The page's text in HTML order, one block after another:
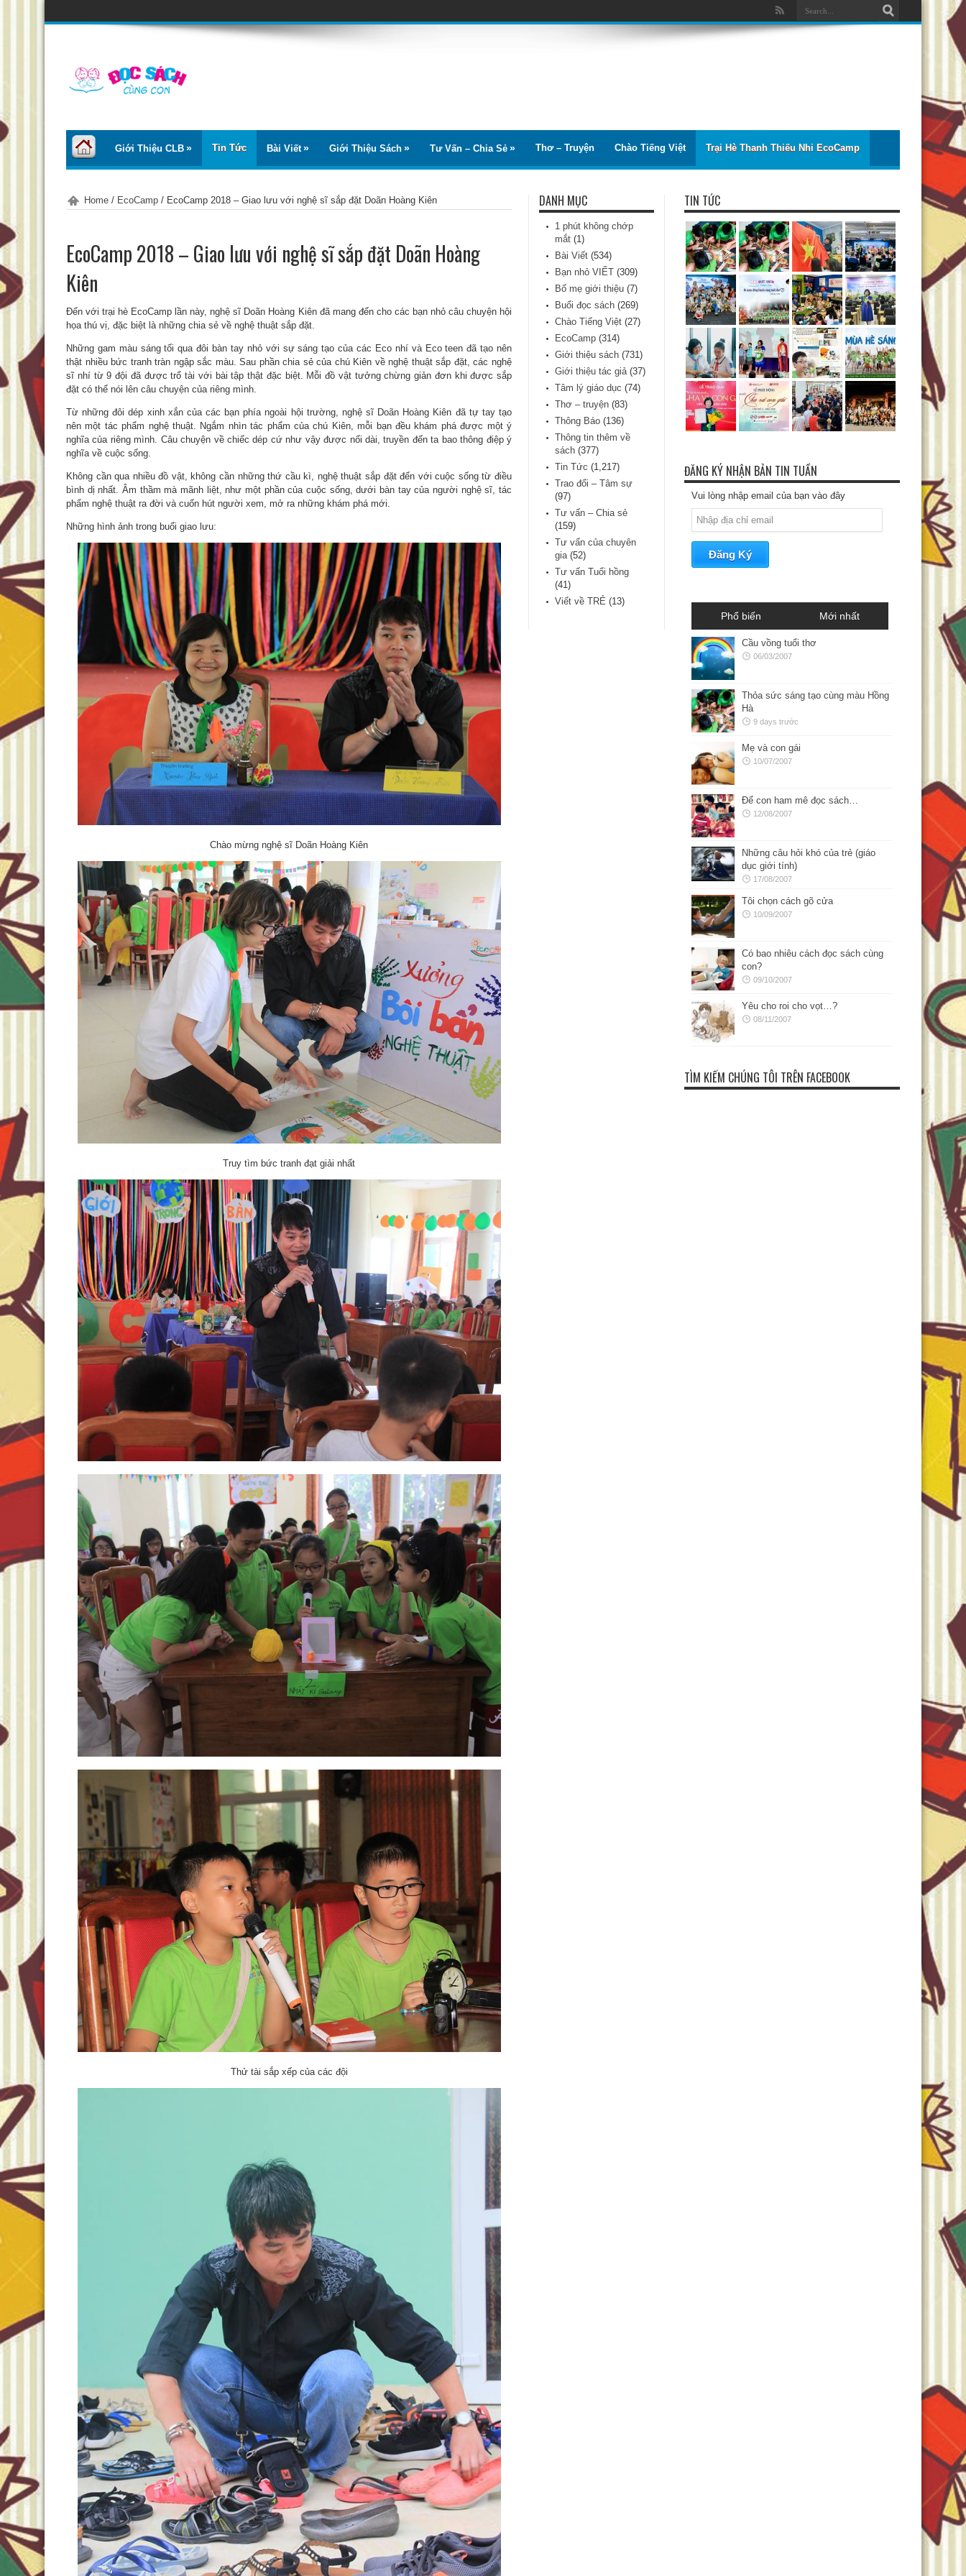
Giới Thiệu CLB Tin Tức Bài Viết Giới Thiệu Sách Tư Vấn – Chia Sẻ Thơ – Truyện Chào Tiếng Việt Trại Hè Thanh Thiếu Nhi EcoCamp
Home / EcoCamp / EcoCamp 2018 – Giao lưu với nghệ sĩ sắp đặt Doãn Hoàng Kiên
EcoCamp 2018 – Giao lưu với nghệ sĩ sắp đặt Doãn Hoàng
Kiên
Đến với trại hè EcoCamp lần này, nghệ sĩ Doãn Hoàng Kiên đã mang đến cho các bạn nhỏ câu chuyện hội
họa thú vị, đặc biệt là những chia sẻ về nghệ thuật sắp đặt.
Những gam màu sáng tối qua đôi bàn tay nhỏ với sự sáng tạo của các Eco nhí và Eco teen đã tạo nên
thật nhiều bức tranh tràn ngập sắc màu. Sau phần chia sẻ của chú Kiên về nghệ thuật sắp đặt, các nghệ
sĩ nhí từ 9 đội đã được trổ tài với bài tập thật đặc biệt. Mỗi đồ vật tưởng chừng giản đơn khi được sắp
đặt có thể nói lên câu chuyện của riêng mình.
Từ những đôi dép xinh xắn của các bạn phía ngoài hội trường, nghệ sĩ Doãn Hoàng Kiên đã tự tay tạo
nên một tác phẩm nghệ thuật. Ngắm nhìn tác phẩm của chú Kiên, mỗi bạn đều khám phá được một ý
nghĩa của riêng mình. Câu chuyện về chiếc dép cứ như vậy được nối dài, truyền đến ta bao thông điệp ý
nghĩa về cuộc sống.
Không cần qua nhiều đồ vật, không cần những thứ cầu kì, nghệ thuật sắp đặt đến với cuộc sống từ điều
bình dị nhất. Âm thầm mà mãnh liệt, như một phần của cuộc sống, dưới bàn tay của người nghệ sĩ, tác
phẩm nghệ thuật ra đời và cuốn hút người xem, mở ra những khám phá mới.
Những hình ảnh trong buổi giao lưu:
Chào mừng nghệ sĩ Doãn Hoàng Kiên
Truy tìm bức tranh đạt giải nhất
Thử tài sắp xếp của các đội
DANH MỤC
1 phút không chớp
mắt (1)
Bài Viết (534)
Bạn nhỏ VIẾT (309)
Bố mẹ giới thiệu (7)
Buổi đọc sách (269)
Chào Tiếng Việt (27)
EcoCamp (314)
Giới thiệu sách (731)
Giới thiệu tác giả(37)
Tâm lý giáo dục (74)
Thơ – truyện (83)
Thông Báo (136)
Thông tin thêm về
sách (377)
Tin Tức (1,217)
Trao đổi – Tâm sự
(97)
Tư vấn – Chia sẻ
(159)
Tư vấn của chuyên
gia(52)
Tư vấn Tuổi hồng
(41)
Viết về TRẺ (13)
TIN TỨC
ĐĂNG KÝ NHẬN BẢN TIN TUẦN
Vui lòng nhập email của bạn vào đây
Phổ biến Mới nhất
Cầu vồng tuổi thơ
06/03/2007
Thỏa sức sáng tạo cùng màu Hồng
Hà
9 days trước
Mẹ và con gái
10/07/2007
Để con ham mê đọc sách…
12/08/2007
Những câu hỏi khó của trẻ (giáo
dục giới tính)
17/08/2007
Tôi chọn cách gõ cửa
10/09/2007
Có bao nhiêu cách đọc sách cùng
con?
09/10/2007
Yêu cho roi cho vọt…?
08/11/2007
TÌM KIẾM CHÚNG TÔI TRÊN FACEBOOK